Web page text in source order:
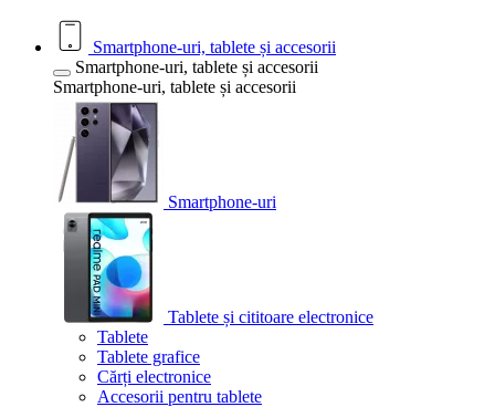
Smartphone-uri, tablete și accesorii
Smartphone-uri, tablete și accesorii
Smartphone-uri, tablete și accesorii
Smartphone-uri
Tablete și cititoare electronice
Tablete
Tablete grafice
Cărți electronice
Accesorii pentru tablete